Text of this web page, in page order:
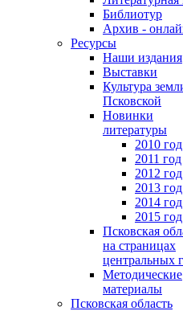
Библиотур
Архив -
Ресурсы
Наши издания
Выставки
Культура
Псковской
Новинки
литературы
2010 год
2011 год
2012 год
2013 год
2014 год
2015 год
Псковская
на страницах
центральных
Методические
материалы
Псковская область